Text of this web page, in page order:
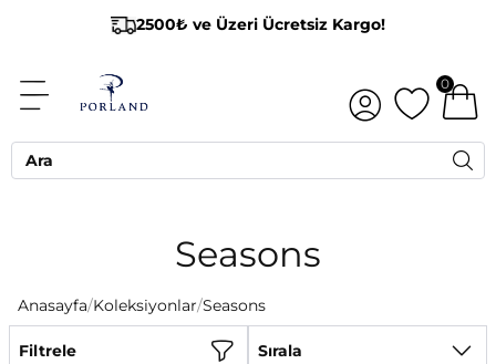
2500₺ ve Üzeri Ücretsiz Kargo!
0
Seasons
Anasayfa/Koleksiyonlar/Seasons
Filtrele Sırala